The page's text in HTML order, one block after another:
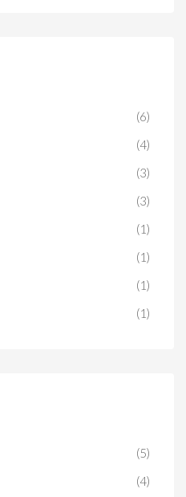
(6)
(4)
(3)
(3)
(1)
(1)
(1)
(1)
(5)
(4)